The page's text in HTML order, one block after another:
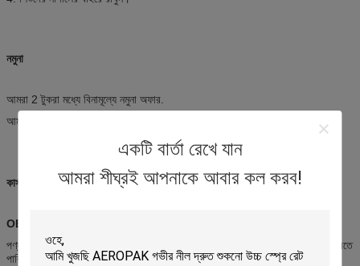
একটি বার্তা রেখে যান
আমরা শীঘ্রই আপনাকে আবার কল করব!
নমুনা
আমরা 2 টুকরা মধ্যে বিনামূল্যে নমুনা অফার.
আমরা আপনার কুরিয়ার ফি পাওয়ার পরে নমুনা পাঠানো উচিত।
কাস্টমাইজেশন
OEM এবং ODM
পণ্য: আমরা আমাদের প্রযুক্তিবিদদের নিশ্চিতকরণের পরে আপনার অনুরোধকৃত পণ্য উত্পাদন করতে
পারি।